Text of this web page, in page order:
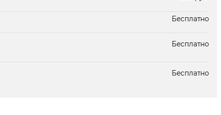
Бесплатно
Бесплатно
Бесплатно